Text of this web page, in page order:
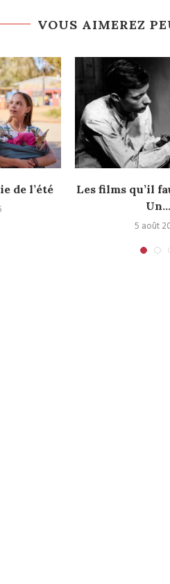
VOUS AIMEREZ
de l’été
Les films qu’il
Un...
5 août